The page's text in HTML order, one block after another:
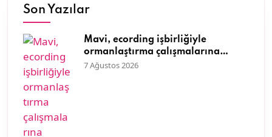
Son Yazılar
Mavi, ecording işbirliğiyle
ormanlaştırma çalışmalarına
destek olmaya, doğaya olan
7 Ağustos 2026